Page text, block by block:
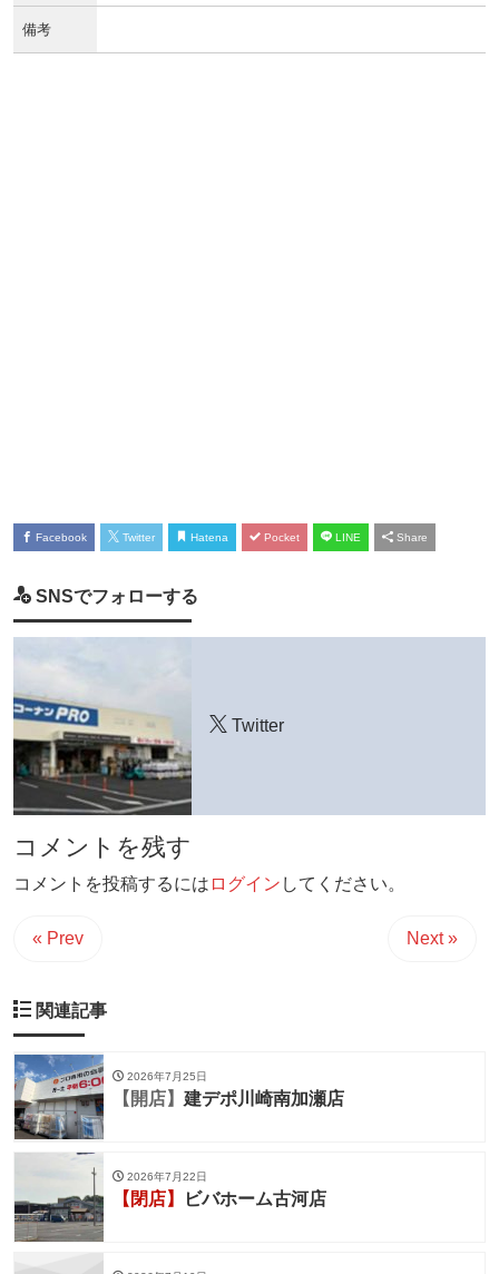
備考
Facebook Twitter Hatena Pocket LINE Share
SNSでフォローする
Twitter
コメントを残す
コメントを投稿するには ログイン してください。
« Prev Next »
関連記事
2026年7月25日
【開店】 建デポ川崎南加瀬店
2026年7月22日
【閉店】 ビバホーム古河店